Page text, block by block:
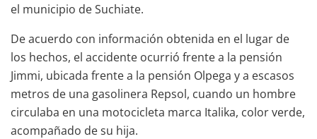
el municipio de Suchiate.
De acuerdo con información obtenida en el lugar de
los hechos, el accidente ocurrió frente a la pensión
Jimmi, ubicada frente a la pensión Olpega y a escasos
metros de una gasolinera Repsol, cuando un hombre
circulaba en una motocicleta marca Italika, color verde,
acompañado de su hija.